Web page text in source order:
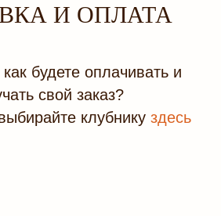
И ОПЛАТА
будете оплачивать и
свой заказ?
клубнику здесь